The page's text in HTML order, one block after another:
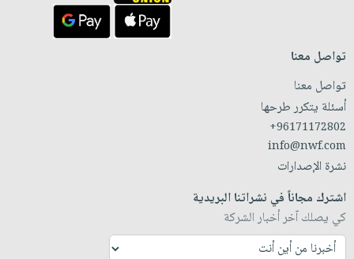
تواصل معنا
تواصل معنا
أسئلة يتكرر طرحها
+96171172802
info@nwf.com
نشرة الإصدارات
اشترك مجاناً في نشراتنا البريدية
كي يصلك آخر أخبار الشركة